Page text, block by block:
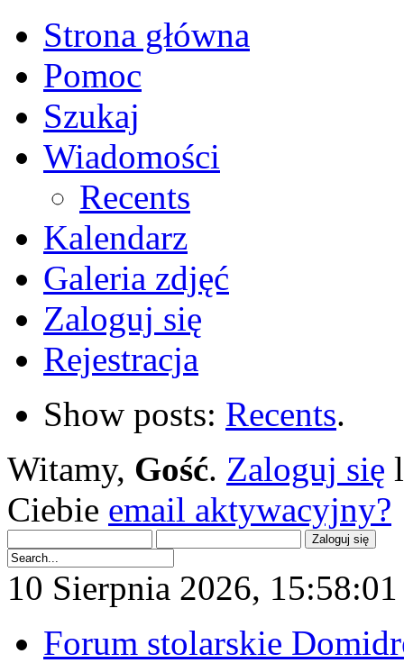
Strona główna
Pomoc
Szukaj
Wiadomości
Recents
Kalendarz
Galeria zdjęć
Zaloguj się
Rejestracja
Show posts: Recents.
Witamy, Gość. Zaloguj się
Ciebie email aktywacyjny?
10 Sierpnia 2026,
Forum stolarskie